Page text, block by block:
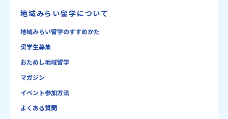
地域みらい留学について
地域みらい留学のすすめかた
奨学生募集
おためし地域留学
マガジン
イベント参加方法
よくある質問